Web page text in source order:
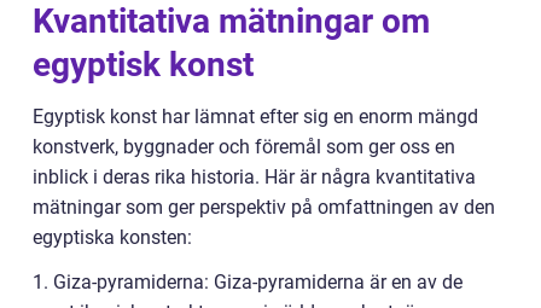
Kvantitativa mätningar om
egyptisk konst
Egyptisk konst har lämnat efter sig en enorm mängd
konstverk, byggnader och föremål som ger oss en
inblick i deras rika historia. Här är några kvantitativa
mätningar som ger perspektiv på omfattningen av den
egyptiska konsten:
1. Giza-pyramiderna: Giza-pyramiderna är en av de